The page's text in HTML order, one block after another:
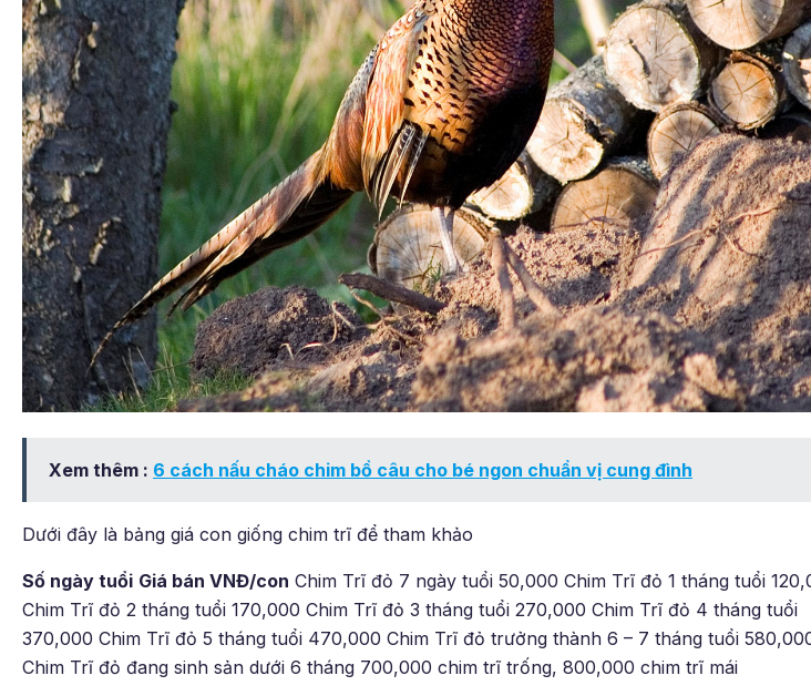
Xem thêm : 6 cách nấu cháo chim bồ câu cho bé ngon chuẩn vị cung đình
Dưới đây là bảng giá con giống chim trĩ để tham khảo
Số ngày tuổi Giá bán VNĐ/con Chim Trĩ đỏ 7 ngày tuổi 50,000 Chim Trĩ đỏ 1 tháng tuổi
Chim Trĩ đỏ 2 tháng tuổi 170,000 Chim Trĩ đỏ 3 tháng tuổi 270,000 Chim Trĩ đỏ 4 tháng tuổi
370,000 Chim Trĩ đỏ 5 tháng tuổi 470,000 Chim Trĩ đỏ trưởng thành 6 – 7 tháng tuổi
Chim Trĩ đỏ đang sinh sản dưới 6 tháng 700,000 chim trĩ trống, 800,000 chim trĩ mái